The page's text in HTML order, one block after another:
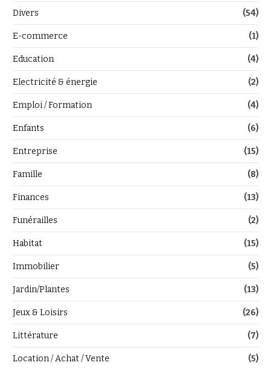
Divers (54)
E-commerce (1)
Education (4)
Electricité & énergie (2)
Emploi / Formation (4)
Enfants (6)
Entreprise (15)
Famille (8)
Finances (13)
Funérailles (2)
Habitat (15)
Immobilier (5)
Jardin/Plantes (13)
Jeux & Loisirs (26)
Littérature (7)
Location / Achat / Vente (5)